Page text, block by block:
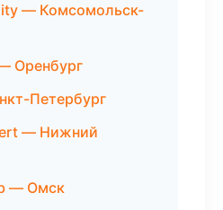
— Комсомольск-
Оренбург
Петербург
— Нижний
— Омск